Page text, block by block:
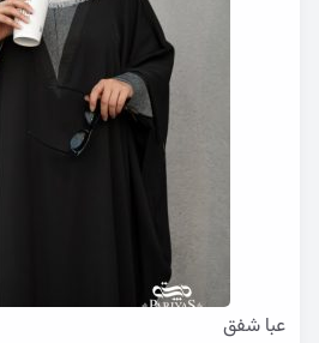
عبا شفق